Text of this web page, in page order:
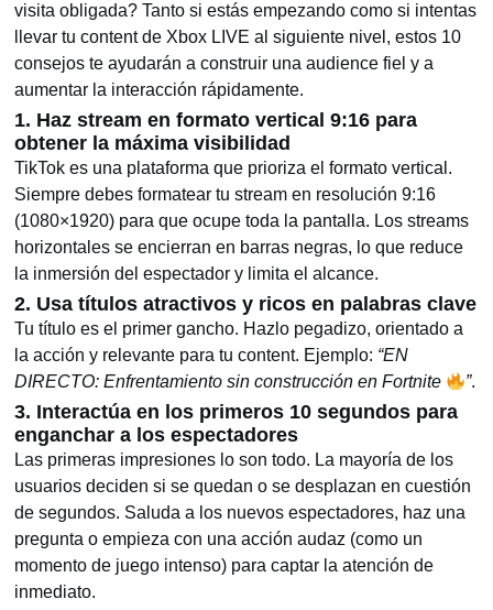
visita obligada? Tanto si estás empezando como si intentas
llevar tu content de Xbox LIVE al siguiente nivel, estos 10
consejos te ayudarán a construir una audience fiel y a
aumentar la interacción rápidamente.
1. Haz stream en formato vertical 9:16 para
obtener la máxima visibilidad
TikTok es una plataforma que prioriza el formato vertical.
Siempre debes formatear tu stream en resolución 9:16
(1080×1920) para que ocupe toda la pantalla. Los streams
horizontales se encierran en barras negras, lo que reduce
la inmersión del espectador y limita el alcance.
2. Usa títulos atractivos y ricos en palabras clave
Tu título es el primer gancho. Hazlo pegadizo, orientado a
la acción y relevante para tu content. Ejemplo: “EN
DIRECTO: Enfrentamiento sin construcción en Fortnite
”.
3. Interactúa en los primeros 10 segundos para
enganchar a los espectadores
Las primeras impresiones lo son todo. La mayoría de los
usuarios deciden si se quedan o se desplazan en cuestión
de segundos. Saluda a los nuevos espectadores, haz una
pregunta o empieza con una acción audaz (como un
momento de juego intenso) para captar la atención de
inmediato.